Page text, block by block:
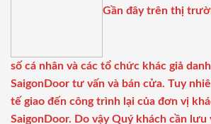
Gần đây trên thị
số cá nhân và các tổ chức khác giả
SaigonDoor tư vấn và bán cửa. Tuy
tế giao đến công trình lại của đơn vị
SaigonDoor. Do vậy Quý khách cần lưu